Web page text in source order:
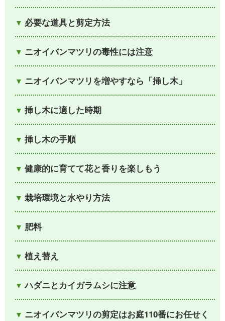
必要な道具と剪定方法
ニオイバンマツリの毒性には注意
ニオイバンマツリを増やすなら「挿し木」
挿し木に適した時期
挿し木の手順
健康的に育てて花と香りを楽しもう
栽培環境と水やり方法
肥料
植え替え
ハダニとカイガラムシに注意
ニオイバンマツリの剪定はお庭110番にお任せく